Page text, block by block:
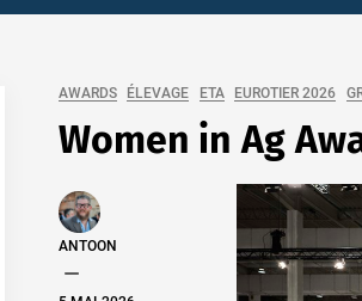
AWARDS ÉLEVAGE ETA EUROTIER 2026
Women in Ag
ANTOON